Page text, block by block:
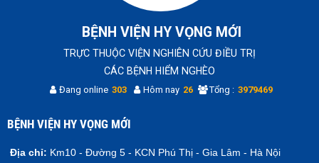
BỆNH VIỆN HY VỌNG MỚI
TRỰC THUỘC VIỆN NGHIÊN CỨU ĐIỀU TRỊ
CÁC BỆNH HIỂM NGHÈO
Đang online 303 Hôm nay 26 Tổng : 3979469
BỆNH VIỆN HY VỌNG MỚI
Địa chỉ: Km10 - Đường 5 - KCN Phú Thị - Gia Lâm - Hà Nội